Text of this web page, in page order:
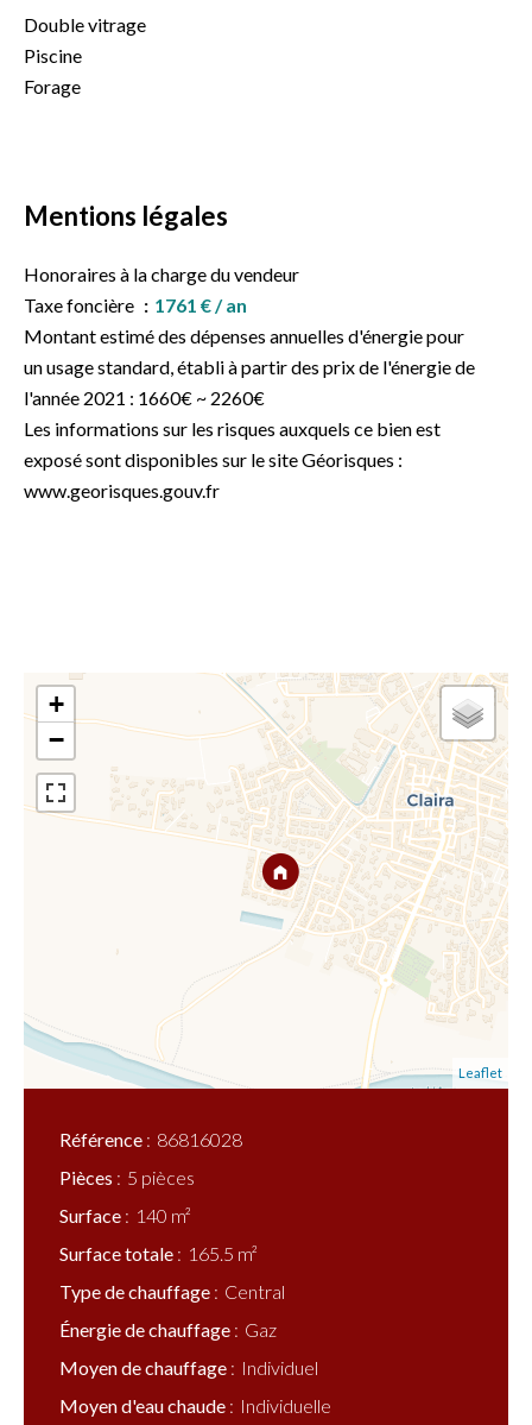
Double vitrage
Piscine
Forage
Mentions légales
Honoraires à la charge du vendeur
Taxe foncière
1761 € / an
Montant estimé des dépenses annuelles d'énergie pour
un usage standard, établi à partir des prix de l'énergie de
l'année 2021 : 1660€ ~ 2260€
Les informations sur les risques auxquels ce bien est
exposé sont disponibles sur le site Géorisques :
www.georisques.gouv.fr
+
−
Leaflet
Référence
86816028
Pièces
5 pièces
Surface
140 m²
Surface totale
165.5 m²
Type de chauffage
Central
Énergie de chauffage
Gaz
Moyen de chauffage
Individuel
Moyen d'eau chaude
Individuelle